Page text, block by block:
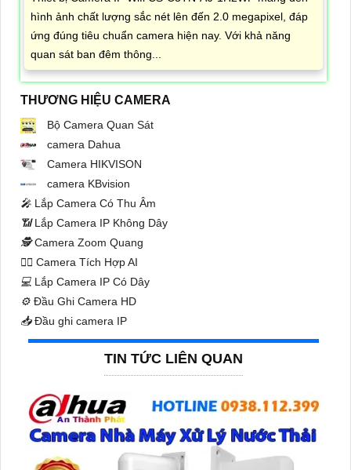
hình ảnh chất lượng sắc nét lên đến 2.0 megapixel, đáp
ứng đúng tiêu chuẩn camera hiện nay. Với khả năng
quan sát ban đêm thông...
THƯƠNG HIỆU CAMERA
Bộ Camera Quan Sát
camera Dahua
Camera HIKVISON
camera KBvision
️🎤️ Lắp Camera Có Thu Âm
📶Lắp Camera IP Không Dây
🕵️Camera Zoom Quang
🧛‍♀️ Camera Tích Hợp AI
💻 Lắp Camera IP Có Dây
⚙️ Đầu Ghi Camera HD
📥Đầu ghi camera IP
TIN TỨC LIÊN QUAN